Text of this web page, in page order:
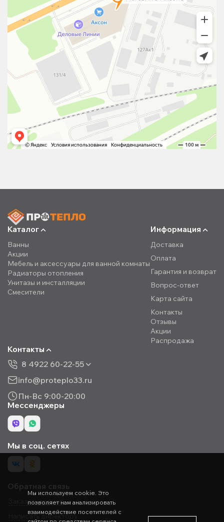
Каталог
Ванны
Акции
Мебель и аксессуары для ванной комнаты
Радиаторы отопления
Унитазы и инсталляции
Смесители
Информация
Доставка
Оплата
Гарантия и возврат
Вопрос-ответ
Карта сайта
Контакты
Отзывы
Акции
Распродажа
Контакты
8 4922 60-22-55
info@proteplo33.ru
Пн-Вс 9:00-20:00
Мессенджеры
Мы в соц. сетях
Обратная связь
Заказать звонок
Написать директору
Мы используем cookie. Это
позволяет нам анализировать
взаимодействие посетителей с